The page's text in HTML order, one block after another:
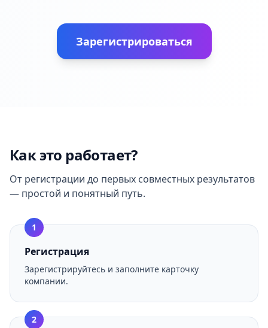
Зарегистрироваться
Как это работает?
От регистрации до первых совместных результатов
— простой и понятный путь.
1
Регистрация
Зарегистрируйтесь и заполните карточку
компании.
2